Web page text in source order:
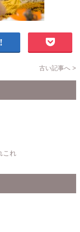
古い記事へ >
これ